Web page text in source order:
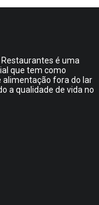
é uma
que tem como
alimentação fora do lar
a qualidade de vida no